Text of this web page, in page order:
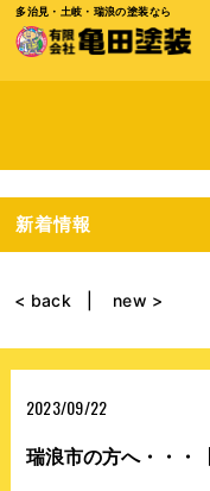
多治見・土岐・瑞浪の塗装なら
新着情報
< back new >
2023/09/22
瑞浪市の方へ・・・